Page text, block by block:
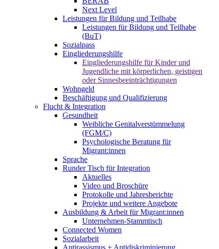
Next Level
Leistungen für Bildung und Teilhabe
Leistungen für Bildung und Teilhabe
(BuT)
Sozialpass
Eingliederungshilfe
Eingliederungshilfe für Kinder und
Jugendliche mit körperlichen, geistigen
oder Sinnesbeeinträchtigungen
Wohngeld
Beschäftigung und Qualifizierung
Flucht & Integration
Gesundheit
Weibliche Genitalverstümmelung
(FGM/C)
Psychologische Beratung für
Migrant:innen
Sprache
Runder Tisch für Integration
Aktuelles
Video und Broschüre
Protokolle und Jahresberichte
Projekte und weitere Angebote
Ausbildung & Arbeit für Migrant:innen
Unternehmen-Stammtisch
Connected Women
Sozialarbeit
Antirassismus + Antidiskriminierung